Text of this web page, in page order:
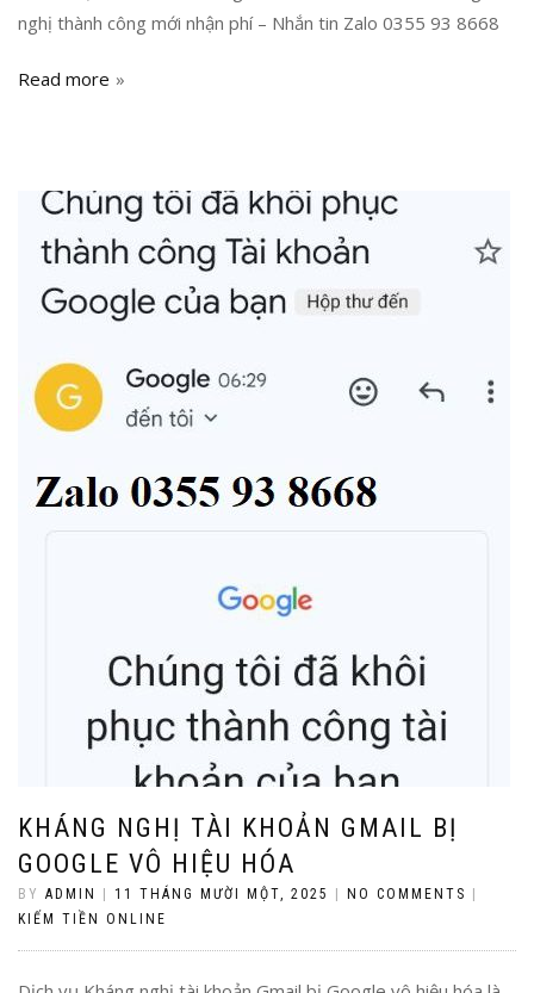
nghị thành công mới nhận phí – Nhắn tin Zalo 0355 93 8668
Read more
KHÁNG NGHỊ TÀI KHOẢN GMAIL BỊ
GOOGLE VÔ HIỆU HÓA
BY ADMIN 11 THÁNG MƯỜI MỘT, 2025 NO COMMENTS
KIẾM TIỀN ONLINE